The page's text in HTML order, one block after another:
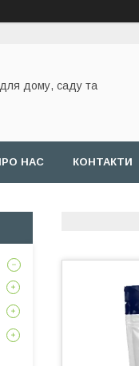
дому, саду та
НАС КОНТАКТИ